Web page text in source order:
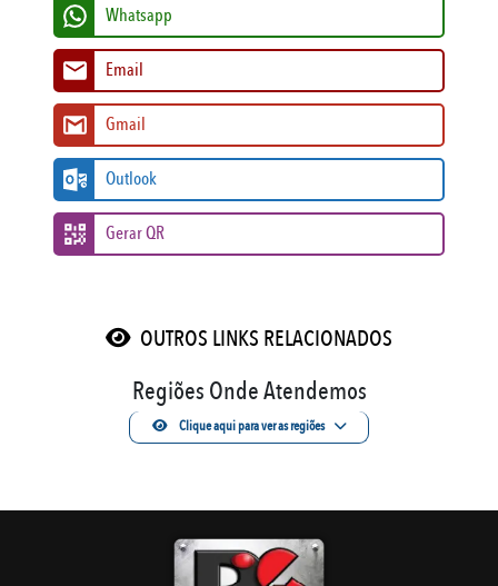
Whatsapp
Email
Gmail
Outlook
Gerar QR
OUTROS LINKS RELACIONADOS
Regiões Onde Atendemos
Clique aqui para ver as regiões